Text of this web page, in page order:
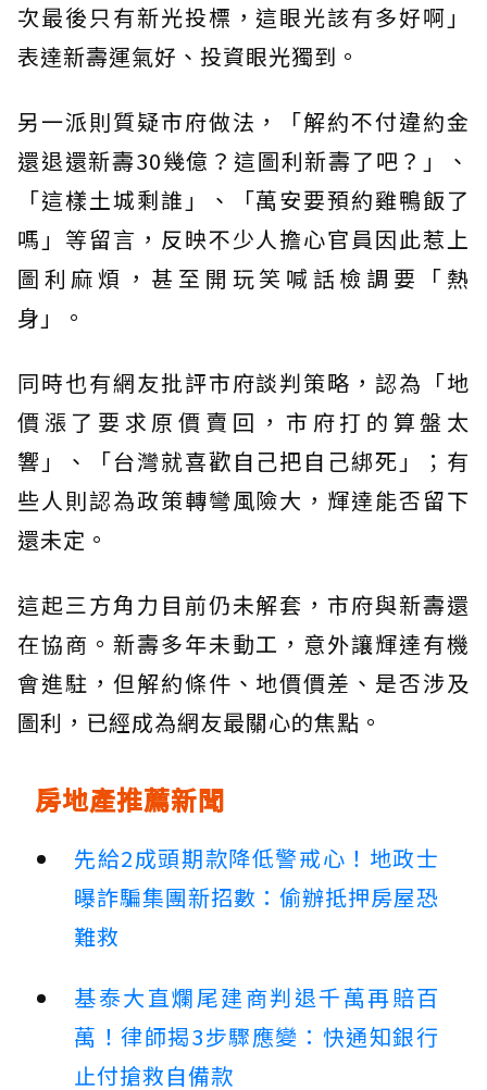
次最後只有新光投標，這眼光該有多好啊」
表達新壽運氣好、投資眼光獨到。
另一派則質疑市府做法，「解約不付違約金
還退還新壽30幾億？這圖利新壽了吧？」、
「這樣土城剩誰」、「萬安要預約雞鴨飯了
嗎」等留言，反映不少人擔心官員因此惹上
圖利麻煩，甚至開玩笑喊話檢調要「熱
身」。
同時也有網友批評市府談判策略，認為「地
價漲了要求原價賣回，市府打的算盤太
響」、「台灣就喜歡自己把自己綁死」；有
些人則認為政策轉彎風險大，輝達能否留下
還未定。
這起三方角力目前仍未解套，市府與新壽還
在協商。新壽多年未動工，意外讓輝達有機
會進駐，但解約條件、地價價差、是否涉及
圖利，已經成為網友最關心的焦點。
房地產推薦新聞
先給2成頭期款降低警戒心！地政士
曝詐騙集團新招數：偷辦抵押房屋恐
難救
基泰大直爛尾建商判退千萬再賠百
萬！律師揭3步驟應變：快通知銀行
止付搶救自備款